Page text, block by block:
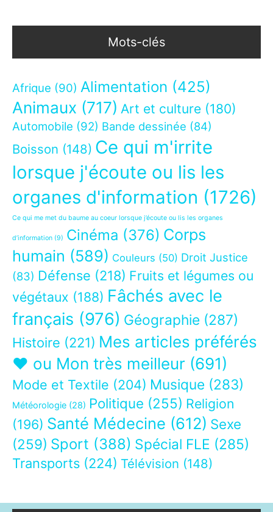
Mots-clés
Afrique (90) Alimentation (425)
Animaux (717) Art et culture (180)
Automobile (92) Bande dessinée (84)
Boisson (148) Ce qui m'irrite
lorsque j'écoute ou lis les
organes d'information (1726)
Ce qui me met du baume au coeur lorsque j’écoute ou lis les organes
d’information (9) Cinéma (376) Corps
humain (589) Couleurs (50) Droit Justice
(83) Défense (218) Fruits et légumes ou
végétaux (188) Fâchés avec le
français (976) Géographie (287)
Histoire (221) Mes articles préférés
❤ ou Mon très meilleur (691)
Mode et Textile (204) Musique (283)
Météorologie (28) Politique (255) Religion
(196) Santé Médecine (612) Sexe
(259) Sport (388) Spécial FLE (285)
Transports (224) Télévision (148)